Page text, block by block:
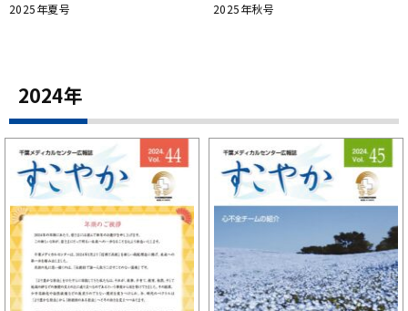
2025年夏号 2025年秋号
2024年